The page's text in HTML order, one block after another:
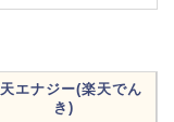
エナジー(楽天でん
き)